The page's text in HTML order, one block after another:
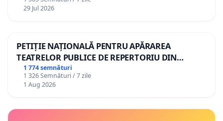
29 Jul 2026
PETIȚIE NAȚIONALĂ PENTRU APĂRAREA
TEATRELOR PUBLICE DE REPERTORIU DIN
ROMÂNIA
1 774 semnături
1 326 Semnături / 7 zile
1 Aug 2026